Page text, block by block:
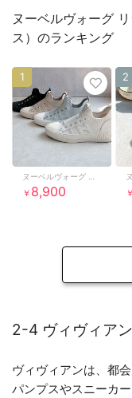
ヌーベルヴォーグ
ス）のランキング
￥ 8,900
1
￥
2
2-4 ヴィヴィアン
ヴィヴィアンは、都
パンプスやスニーカ